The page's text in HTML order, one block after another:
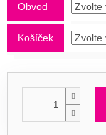
Obvod
Košíček